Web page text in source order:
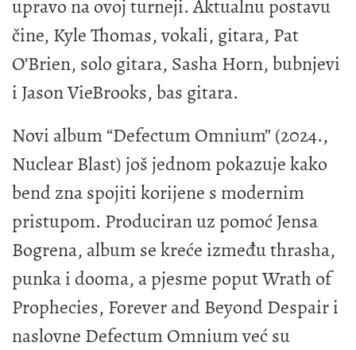
upravo na ovoj turneji. Aktualnu postavu
čine, Kyle Thomas, vokali, gitara, Pat
O’Brien, solo gitara, Sasha Horn, bubnjevi
i Jason VieBrooks, bas gitara.
Novi album “Defectum Omnium” (2024.,
Nuclear Blast) još jednom pokazuje kako
bend zna spojiti korijene s modernim
pristupom. Produciran uz pomoć Jensa
Bogrena, album se kreće između thrasha,
punka i dooma, a pjesme poput Wrath of
Prophecies, Forever and Beyond Despair i
naslovne Defectum Omnium već su